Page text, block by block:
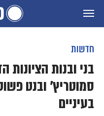
חדשות
בני ובנות
סמוטריץ' ובנט
בעיניים